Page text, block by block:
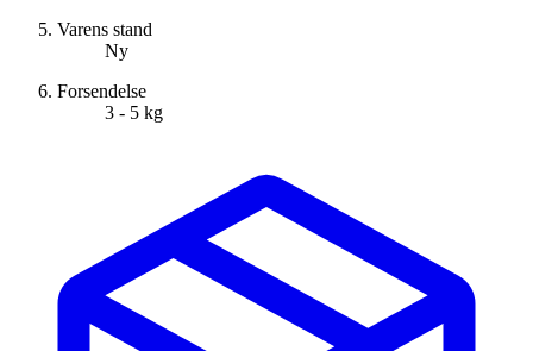
Varens stand
Ny
Forsendelse
3 - 5 kg